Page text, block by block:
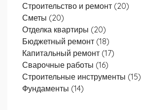
Строительство и ремонт (20)
Сметы (20)
Отделка квартиры (20)
Бюджетный ремонт (18)
Капитальный ремонт (17)
Сварочные работы (16)
Строительные инструменты (15)
Фундаменты (14)